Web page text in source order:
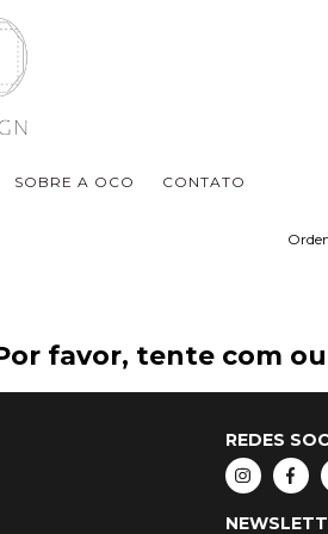
SOBRE A OCO CONTATO
favor, tente com
REDES